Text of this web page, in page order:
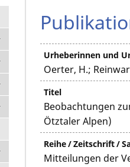
Urheberinnen und
Oerter, H.;
Titel
Beobachtungen
Ötztaler Alpen)
Reihe / Zeitschrift /
Mitteilungen der